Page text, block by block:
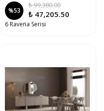
%53
₺ 99,380.00
₺ 47,205.50
6 Ravena Serisi